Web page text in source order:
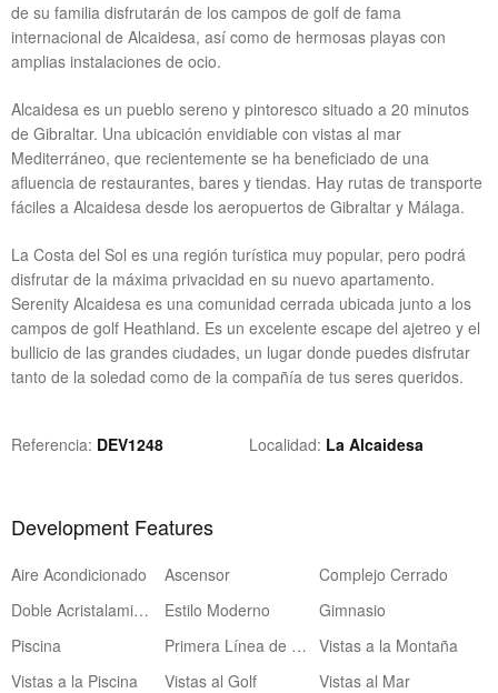
de su familia disfrutarán de los campos de golf de fama
internacional de Alcaidesa, así como de hermosas playas con
amplias instalaciones de ocio.
Alcaidesa es un pueblo sereno y pintoresco situado a 20 minutos
de Gibraltar. Una ubicación envidiable con vistas al mar
Mediterráneo, que recientemente se ha beneficiado de una
afluencia de restaurantes, bares y tiendas. Hay rutas de transporte
fáciles a Alcaidesa desde los aeropuertos de Gibraltar y Málaga.
La Costa del Sol es una región turística muy popular, pero podrá
disfrutar de la máxima privacidad en su nuevo apartamento.
Serenity Alcaidesa es una comunidad cerrada ubicada junto a los
campos de golf Heathland. Es un excelente escape del ajetreo y el
bullicio de las grandes ciudades, un lugar donde puedes disfrutar
tanto de la soledad como de la compañía de tus seres queridos.
Referencia DEV1248 Localidad La Alcaidesa
Development Features
Aire Acondicionado Ascensor
Complejo Cerrado
Doble Acristalamiento
Estilo Moderno
Gimnasio
Piscina
Primera Línea de Golf Vistas a la Montaña
Vistas a la Piscina
Vistas al Golf Vistas al Mar